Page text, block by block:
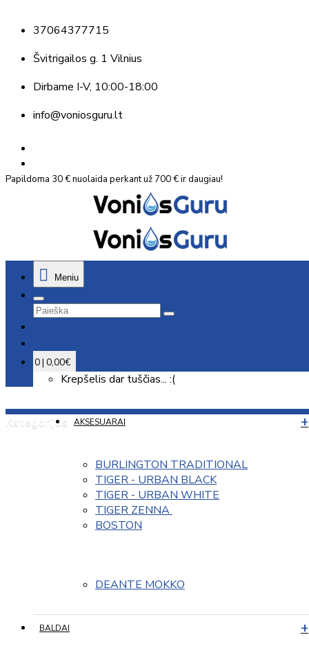
37064377715
Švitrigailos g. 1 Vilnius
Dirbame I-V, 10:00-18:00
info@voniosguru.lt
Papildoma 30 € nuolaida perkant už 700 € ir daugiau!
Meniu
0 | 0,00€
Krepšelis dar tuščias... :(
Kategorijos AKSESUARAI
BURLINGTON TRADITIONAL
TIGER - URBAN BLACK
TIGER - URBAN WHITE
TIGER ZENNA
BOSTON
DEANTE MOKKO
BALDAI